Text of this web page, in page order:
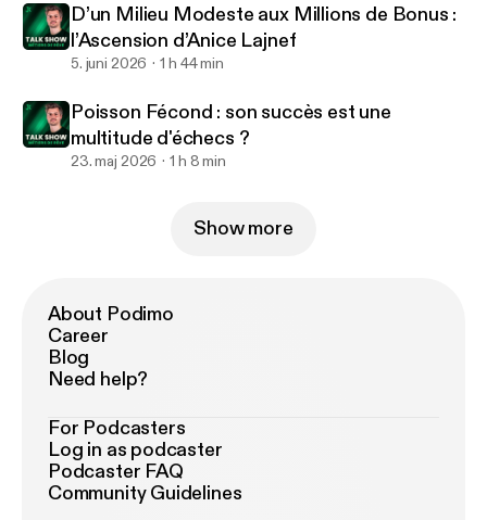
D’un Milieu Modeste aux Millions de Bonus :
l’Ascension d’Anice Lajnef
5. juni 2026 1 h 44 min
Poisson Fécond : son succès est une
multitude d'échecs ?
23. maj 2026 1 h 8 min
Show more
About Podimo
Career
Blog
Need help?
For Podcasters
Log in as podcaster
Podcaster FAQ
Community Guidelines